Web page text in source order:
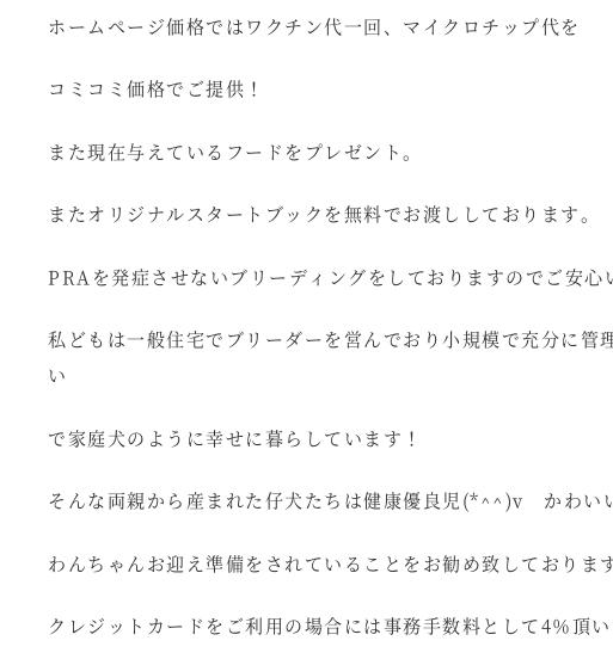
ホームページ価格ではワクチン代一回、マイクロチップ代を
コミコミ価格でご提供！
また現在与えているフードをプレゼント。
またオリジナルスタートブックを無料でお渡ししております。
PRAを発症させないブリーディングをしておりますのでご安心
私どもは一般住宅でブリーダーを営んでおり小規模で充分に管
い
で家庭犬のように幸せに暮らしています！
そんな両親から産まれた仔犬たちは健康優良児(*^^)v かわい
わんちゃんお迎え準備をされていることをお勧め致しております
クレジットカードをご利用の場合には事務手数料として4％頂い